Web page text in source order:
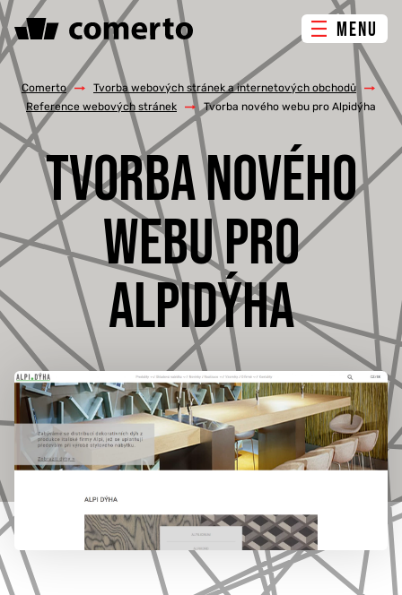
MENU
ONLINE MARKETING
TVORBA WEBU
PORADENSTVÍ & ŠKOLENÍ
REFERENCE
O NÁS
KONTAKTY
777 353 464
Comerto / Tvorba webových stránek a internetových obchodů
/
Reference webových stránek
/ Tvorba nového webu pro Alpidýha
TVORBA NOVÉHO
WEBU PRO
ALPIDÝHA